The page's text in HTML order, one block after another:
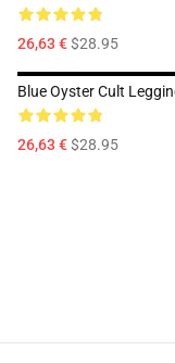
26,63 €$28.95
Blue Oyster Cult
26,63 €$28.95